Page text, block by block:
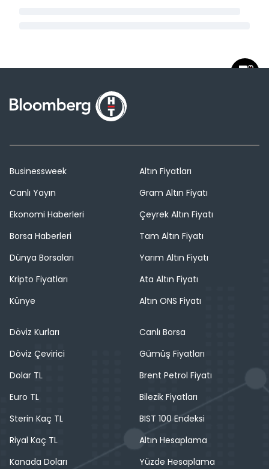
Businessweek
Canlı Yayın
Ekonomi Haberleri
Borsa Haberleri
Dünya Borsaları
Kripto Fiyatları
Künye
Altın Fiyatları
Gram Altın Fiyatı
Çeyrek Altın Fiyatı
Tam Altın Fiyatı
Yarım Altın Fiyatı
Ata Altın Fiyatı
Altın ONS Fiyatı
Döviz Kurları
Döviz Çevirici
Dolar TL
Euro TL
Sterin Kaç TL
Riyal Kaç TL
Kanada Doları
Canlı Borsa
Gümüş Fiyatları
Brent Petrol Fiyatı
Bilezik Fiyatları
BIST 100 Endeksi
Altın Hesaplama
Yüzde Hesaplama